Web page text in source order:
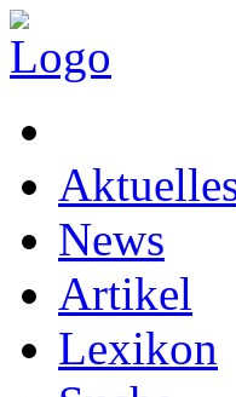
News
Artikel
Lexikon